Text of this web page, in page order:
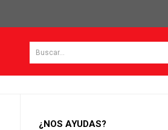
¿NOS AYUDAS?